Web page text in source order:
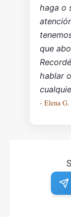
haga o
que
hablar
- Elena